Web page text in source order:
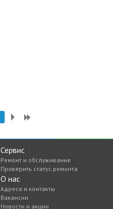
Сервис
Ремонт и обслуживание
Проверить статус ремонта
О нас
Адреса и контакты
Вакансии
Новости и акции